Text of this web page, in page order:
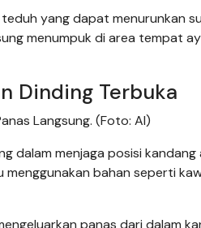
yang dapat menurunkan
menumpuk di area tempat
Dinding Terbuka
Langsung. (Foto: AI)
dalam menjaga posisi
bahan seperti
panas dari dalam